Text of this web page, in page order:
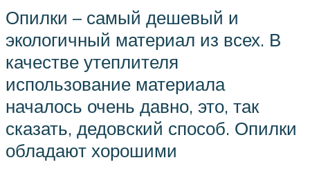
Опилки – самый дешевый и
экологичный материал из всех. В
качестве утеплителя
использование материала
началось очень давно, это, так
сказать, дедовский способ. Опилки
обладают хорошими